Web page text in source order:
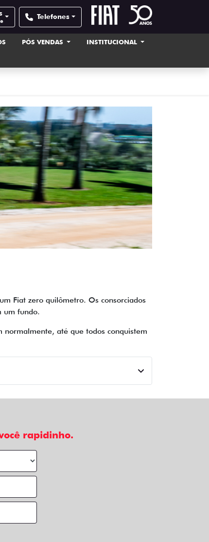
Telefones
PÓS VENDAS INSTITUCIONAL
Fiat zero quilômetro. Os consorciados
um fundo.
normalmente, até que todos conquistem
rapidinho.